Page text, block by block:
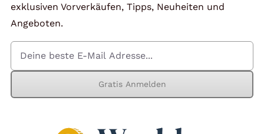
exklusiven Vorverkäufen, Tipps, Neuheiten und
Angeboten.
Gratis Anmelden